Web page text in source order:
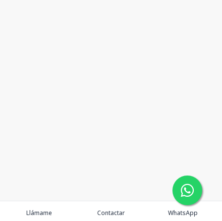
Llámame Contactar WhatsApp